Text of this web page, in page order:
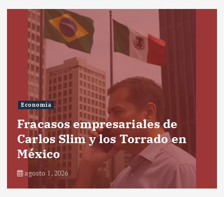
Economía
Fracasos empresariales de
Carlos Slim y los Torrado en
México
agosto 1, 2026